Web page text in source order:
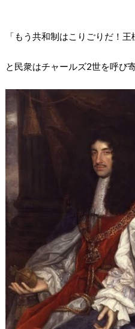
「もう共和制はこりごりだ！
と民衆はチャールズ2世を呼び